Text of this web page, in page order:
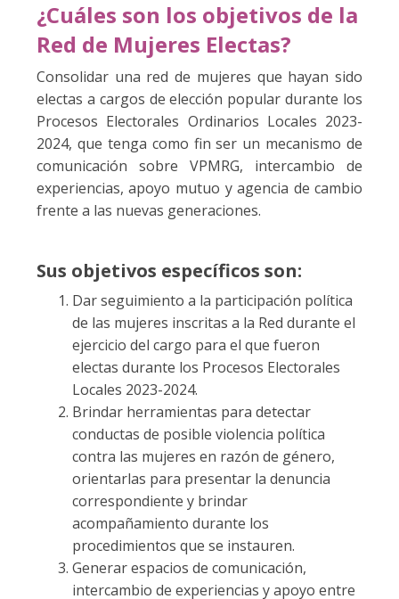
¿Cuáles son los objetivos de la
Red de Mujeres Electas?
Consolidar una red de mujeres que hayan sido
electas a cargos de elección popular durante los
Procesos Electorales Ordinarios Locales 2023-
2024, que tenga como fin ser un mecanismo de
comunicación sobre VPMRG, intercambio de
experiencias, apoyo mutuo y agencia de cambio
frente a las nuevas generaciones.
Sus objetivos específicos son:
Dar seguimiento a la participación política
de las mujeres inscritas a la Red durante el
ejercicio del cargo para el que fueron
electas durante los Procesos Electorales
Locales 2023-2024.
Brindar herramientas para detectar
conductas de posible violencia política
contra las mujeres en razón de género,
orientarlas para presentar la denuncia
correspondiente y brindar
acompañamiento durante los
procedimientos que se instauren.
Generar espacios de comunicación,
intercambio de experiencias y apoyo entre